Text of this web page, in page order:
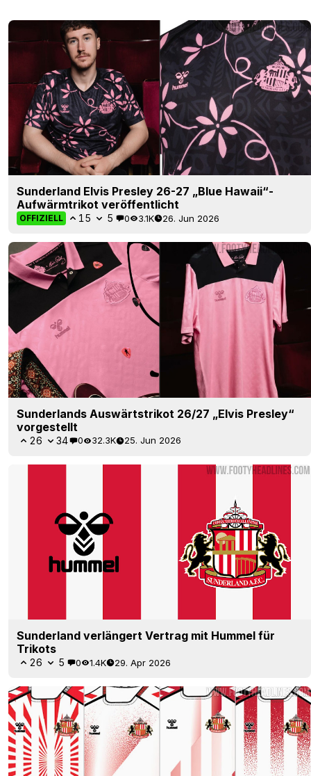
Sunderland Elvis Presley 26-27 „Blue Hawaii“-
Aufwärmtrikot veröffentlicht
OFFIZIELL 15 5 0 3.1K 26. Jun 2026
Sunderlands Auswärtstrikot 26/27 „Elvis Presley“
vorgestellt
26 34 0 32.3K 25. Jun 2026
Sunderland verlängert Vertrag mit Hummel für
Trikots
26 5 0 1.4K 29. Apr 2026